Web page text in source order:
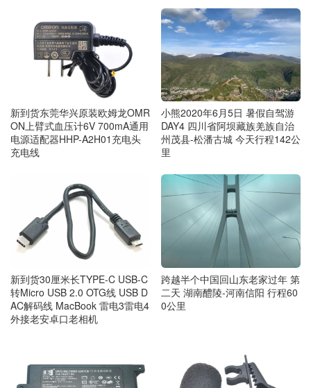
新到货东莞华兴原装欧姆龙OMR
ON上臂式血压计6V 700mA通用
电源适配器HHP-A2H01充电头
充电线
小熊2020年6月5日 暑假自驾游
DAY4 四川省阿坝藏族羌族自治
州茂县-松潘古城 今天行程142公
里
新到货30厘米长TYPE-C USB-C
转Micro USB 2.0 OTG线 USB D
AC解码线 MacBook 雷电3雷电4
外接老安卓口老相机
跨越半个中国回山东老家过年 第
二天 湖南醴陵-河南信阳 行程60
0公里